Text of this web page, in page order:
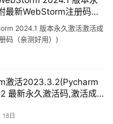
最新WebStorm注册码
2024.1 版本永久激活激活成
码（亲测好用）)
激活2023.3.2(Pycharm
最新永久激活码,激活成功
日